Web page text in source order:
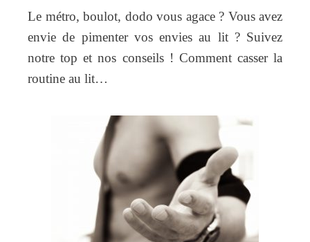
Le métro, boulot, dodo vous agace ? Vous avez
envie de pimenter vos envies au lit ? Suivez
notre top et nos conseils ! Comment casser la
routine au lit…